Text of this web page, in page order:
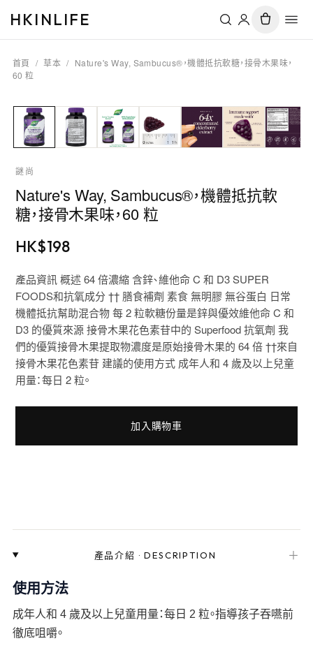
HKINLIFE
首頁 / 草本 / Nature's Way, Sambucus®，機體抵抗軟糖，接骨木果味，
60 粒
謎尚
Nature's Way, Sambucus®，機體抵抗軟
糖，接骨木果味，60 粒
HK$198
產品資訊 概述 64 倍濃縮 含鋅、維他命 C 和 D3 SUPER
FOODS和抗氧成分 †† 膳食補劑 素食 無明膠 無谷蛋白 日常
機體抵抗幫助混合物 每 2 粒軟糖份量是鋅與優效維他命 C 和
D3 的優質來源 接骨木果花色素苷中的 Superfood 抗氧劑 我
們的優質接骨木果提取物濃度是原始接骨木果的 64 倍 ††來自
接骨木果花色素苷 建議的使用方式 成年人和 4 歲及以上兒童
用量：每日 2 粒。
加入購物車
產品介紹 ·DESCRIPTION ＋
使用方法
成年人和 4 歲及以上兒童用量：每日 2 粒。指導孩子吞嚥前
徹底咀嚼。